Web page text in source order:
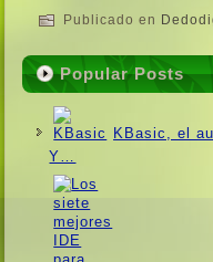
Publicado en
Popular Posts
KBasic, el
Y…